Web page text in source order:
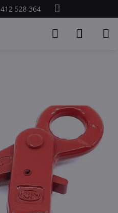
412 528 364